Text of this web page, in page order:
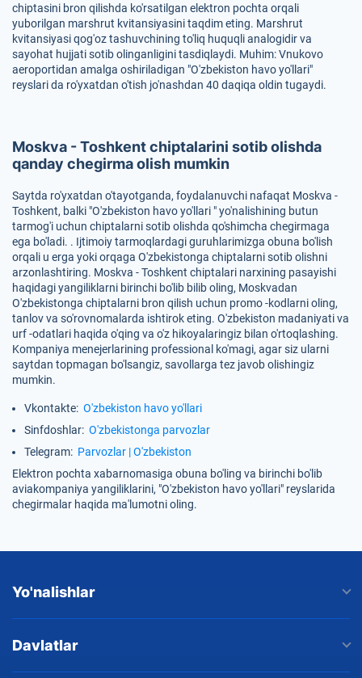
chiptasini bron qilishda ko'rsatilgan elektron pochta orqali
yuborilgan marshrut kvitansiyasini taqdim eting. Marshrut
kvitansiyasi qog'oz tashuvchining to'liq huquqli analogidir va
sayohat hujjati sotib olinganligini tasdiqlaydi. Muhim: Vnukovo
aeroportidan amalga oshiriladigan "O'zbekiston havo yo'llari"
reyslari da ro'yxatdan o'tish jo'nashdan 40 daqiqa oldin tugaydi.
Moskva - Toshkent chiptalarini sotib olishda
qanday chegirma olish mumkin
Saytda ro'yxatdan o'tayotganda, foydalanuvchi nafaqat Moskva -
Toshkent, balki "O'zbekiston havo yo'llari " yo'nalishining butun
tarmog'i uchun chiptalarni sotib olishda qo'shimcha chegirmaga
ega bo'ladi. . Ijtimoiy tarmoqlardagi guruhlarimizga obuna bo'lish
orqali u erga yoki orqaga O'zbekistonga chiptalarni sotib olishni
arzonlashtiring. Moskva - Toshkent chiptalari narxining pasayishi
haqidagi yangiliklarni birinchi bo'lib bilib oling, Moskvadan
O'zbekistonga chiptalarni bron qilish uchun promo -kodlarni oling,
tanlov va so'rovnomalarda ishtirok eting. O'zbekiston madaniyati va
urf -odatlari haqida o'qing va o'z hikoyalaringiz bilan o'rtoqlashing.
Kompaniya menejerlarining professional ko'magi, agar siz ularni
saytdan topmagan bo'lsangiz, savollarga tez javob olishingiz
mumkin.
Vkontakte: O'zbekiston havo yo'llari
Sinfdoshlar: O'zbekistonga parvozlar
Telegram: Parvozlar | O'zbekiston
Elektron pochta xabarnomasiga obuna bo'ling va birinchi bo'lib
aviakompaniya yangiliklarini, "O'zbekiston havo yo'llari" reyslarida
chegirmalar haqida ma'lumotni oling.
Yo'nalishlar
Davlatlar